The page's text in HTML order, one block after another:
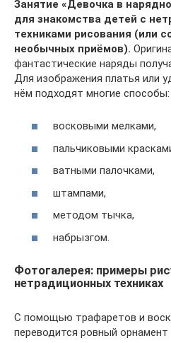
Занятие «Девочка в
для знакомства детей с
техниками рисования (или
необычных приёмов).
фантастические наряды
Для изображения платья или
нём подходят многие способы:
восковыми мелками,
пальчиковыми
ватными палочками,
штампами,
методом тычка,
набрызгом.
Фотогалерея: примеры
нетрадиционных техниках
С помощью трафаретов и
переводится ровный орнамент